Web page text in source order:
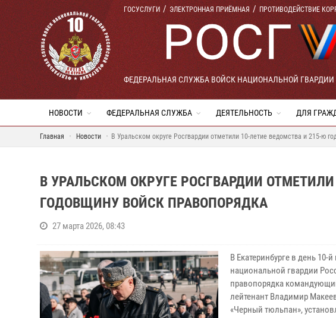
ГОСУСЛУГИ ЭЛЕКТРОННАЯ ПРИЁМНАЯ ПРОТИВОДЕЙСТВИЕ
ФЕДЕРАЛЬНАЯ СЛУЖБА ВОЙСК НАЦИОНАЛЬНОЙ
НОВОСТИ ФЕДЕРАЛЬНАЯ СЛУЖБА ДЕЯТЕЛЬНОСТЬ ДЛЯ
Главная Новости В Уральском округе Росгвардии отметили 10-летие ведомства и 215-ю
В УРАЛЬСКОМ ОКРУГЕ РОСГВАРДИИ
ГОДОВЩИНУ ВОЙСК ПРАВОПОРЯДКА
27 марта 2026, 08:43
В Екатеринбурге в день
национальной гвардии
правопорядка
лейтенант Владимир
«Черный тюльпан»,